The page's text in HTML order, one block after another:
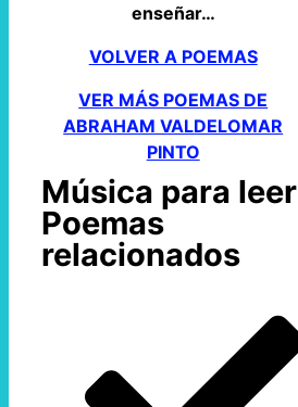
enseñar…
VOLVER A POEMAS
VER MÁS POEMAS DE
ABRAHAM VALDELOMAR
PINTO
Música para leer
Poemas
relacionados